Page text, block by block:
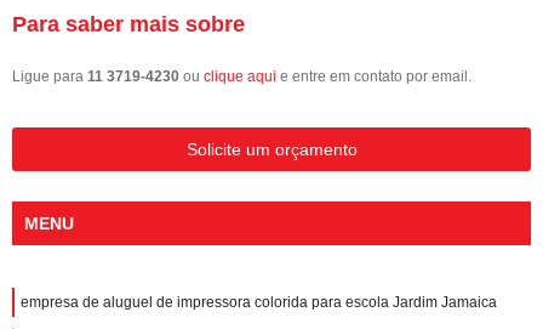
Para saber mais sobre
Ligue para 11 3719-4230 ou clique aqui e entre em contato por email.
Solicite um orçamento
MENU
empresa de aluguel de impressora colorida para escola Jardim Jamaica